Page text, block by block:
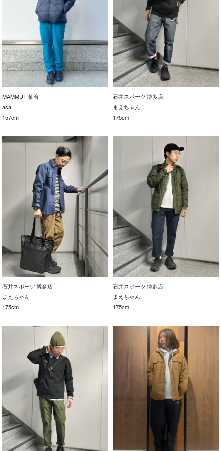
MAMMUT 仙台
asa
157cm
石井スポーツ 博多店
まえちゃん
175cm
石井スポーツ 博多店
まえちゃん
175cm
石井スポーツ 博多店
まえちゃん
175cm